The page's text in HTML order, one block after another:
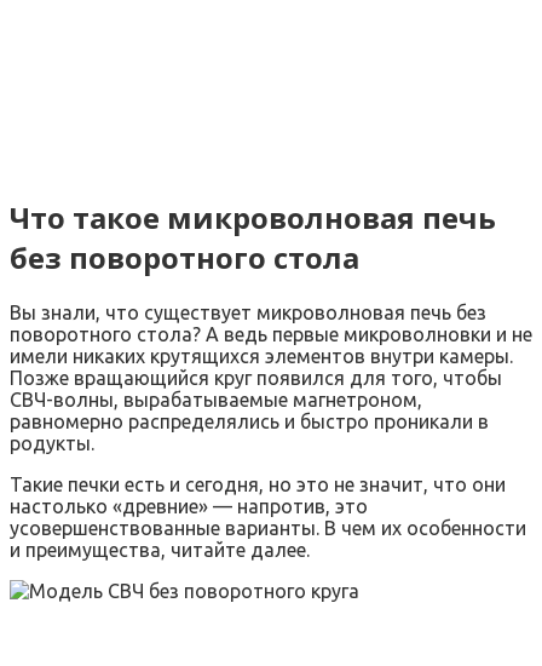
Что такое микроволновая печь
без поворотного стола
Вы знали, что существует микроволновая печь без
поворотного стола? А ведь первые микроволновки и не
имели никаких крутящихся элементов внутри камеры.
Позже вращающийся круг появился для того, чтобы
СВЧ-волны, вырабатываемые магнетроном,
равномерно распределялись и быстро проникали в
родукты.
Такие печки есть и сегодня, но это не значит, что они
настолько «древние» — напротив, это
усовершенствованные варианты. В чем их особенности
и преимущества, читайте далее.